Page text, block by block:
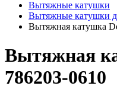
Вытяжные катушки
Вытяжные катушки
Вытяжная катушка
Вытяжная
786203-0610